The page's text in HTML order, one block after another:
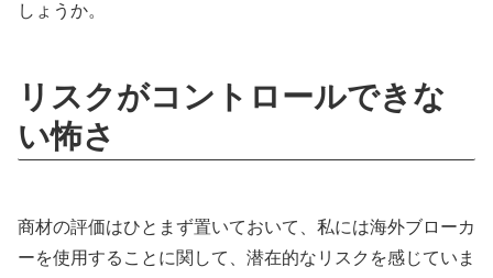
しょうか。
リスクがコントロールできな
い怖さ
商材の評価はひとまず置いておいて、私には海外ブローカ
ーを使用することに関して、潜在的なリスクを感じていま